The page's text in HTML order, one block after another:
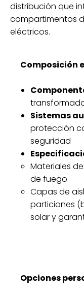
distribución que
compartimentos
eléctricos.
Composición
Sistemas
protección
seguridad
Materiales
de fuego
Capas de
particiones
solar y
Opciones